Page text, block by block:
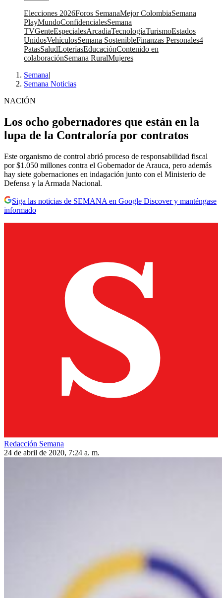
Elecciones 2026Foros SemanaMejor ColombiaSemana
PlayMundoConfidencialesSemana
TVGenteEspecialesArcadiaTecnologíaTurismoEstados
UnidosVehículosSemana SostenibleFinanzas Personales4
PatasSaludLoteríasEducaciónContenido en
colaboraciónSemana RuralMujeres
Semana|
Semana Noticias
NACIÓN
Los ocho gobernadores que están en la
lupa de la Contraloría por contratos
Este organismo de control abrió proceso de responsabilidad fiscal
por $1.050 millones contra el Gobernador de Arauca, pero además
hay siete gobernaciones en indagación junto con el Ministerio de
Defensa y la Armada Nacional.
Siga las noticias de SEMANA en Google Discover y manténgase
informado
Redacción Semana
24 de abril de 2020, 7:24 a. m.